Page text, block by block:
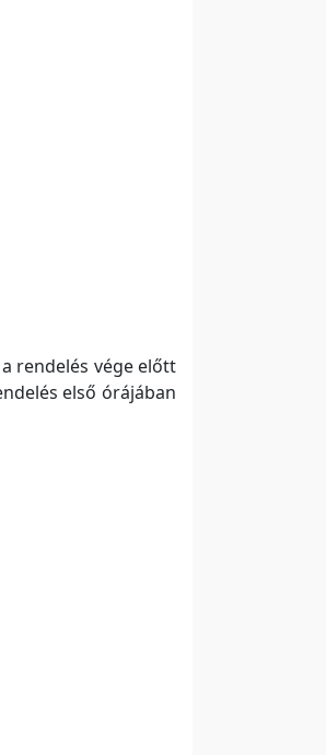
rendelés vége előtt
első órájában